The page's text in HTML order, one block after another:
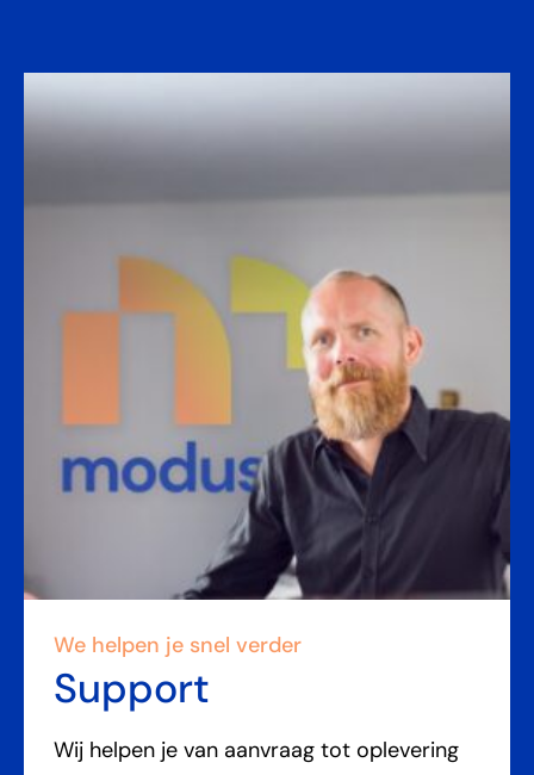
We helpen je snel verder
Support
Wij helpen je van aanvraag tot oplevering